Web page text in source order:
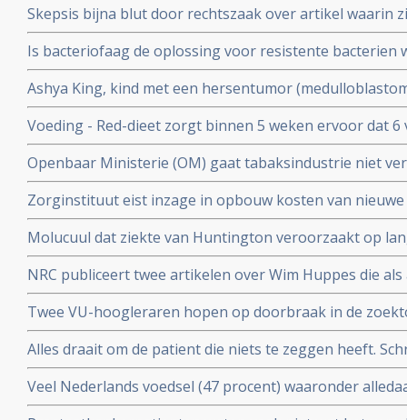
Skepsis bijna blut door rechtszaak over artikel waarin
Ruggero Santilli beschuldigen van kwakzalverij en
Is bacteriofaag de oplossing voor resistente bacterien
Antoinette Hertsenberg prijst deze aanpak aan in
Ashya King, kind met een hersentumor
door suikervrij dieet en protonenbestraling ondanks
Voeding - Red-dieet zorgt binnen 5 weken ervoor dat
ADHD afkomen en geen medicijnen meer nodig
kinderen voor deelname aan studie
Openbaar Ministerie (OM) gaat tabaksindustrie niet
sickofsmoking - zeggen artikel 12 procedure te starten.
Zorginstituut eist inzage in opbouw kosten van
worden opgenomen in basisverzekering.
Molucuul dat ziekte van Huntington veroorzaakt op
korte termijn zonder gezonde cellen aan te tasten
NRC publiceert twee artikelen over Wim Huppes die
alternatieve genezer patienten blijft behandelen met
Twee VU-hoogleraren hopen op doorbraak in de
tegen depressie, adhd of autisme, aldus artikel in de
Alles draait om de patient die niets te zeggen heeft.
Parool
Veel Nederlands voedsel (47 procent) waaronder
cornflakes, pasta en hagelslag is besmet met minerale